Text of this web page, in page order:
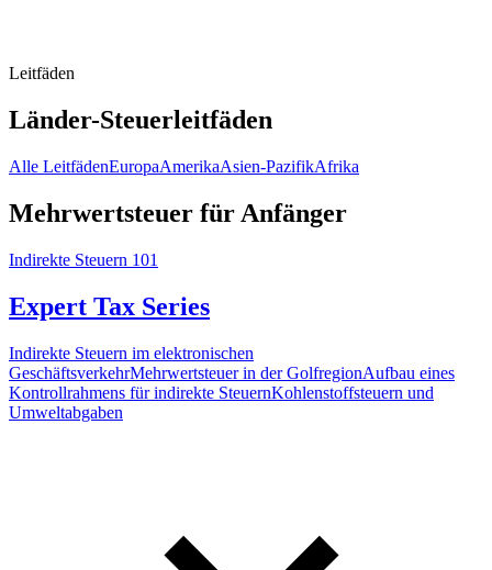
Leitfäden
Länder-Steuerleitfäden
Alle LeitfädenEuropaAmerikaAsien-PazifikAfrika
Mehrwertsteuer für Anfänger
Indirekte Steuern 101
Expert Tax Series
Indirekte Steuern im elektronischen
GeschäftsverkehrMehrwertsteuer in der GolfregionAufbau eines
Kontrollrahmens für indirekte SteuernKohlenstoffsteuern und
Umweltabgaben